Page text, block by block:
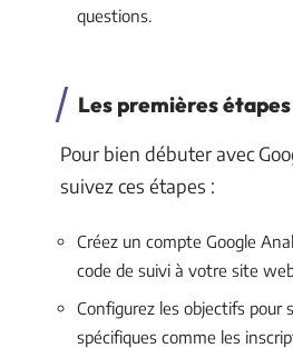
questions.
Les premières étapes
Pour bien débuter avec
suivez ces étapes :
Créez un compte Google
code de suivi à votre site
Configurez les objectifs pour
spécifiques comme les